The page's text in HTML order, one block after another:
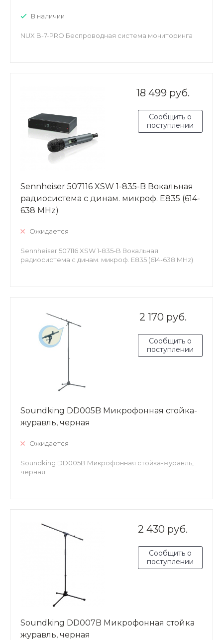
В наличии
NUX B-7-PRO Беспроводная система мониторинга
18 499 руб.
Сообщить о
поступлении
Sennheiser 507116 XSW 1-835-B Вокальная
радиосистема с динам. микроф. E835 (614-
638 MHz)
Ожидается
Sennheiser 507116 XSW 1-835-B Вокальная
радиосистема с динам. микроф. E835 (614-638 MHz)
2 170 руб.
Сообщить о
поступлении
Soundking DD005B Микрофонная стойка-
журавль, черная
Ожидается
Soundking DD005B Микрофонная стойка-журавль,
черная
2 430 руб.
Сообщить о
поступлении
Soundking DD007B Микрофонная стойка
журавль, черная